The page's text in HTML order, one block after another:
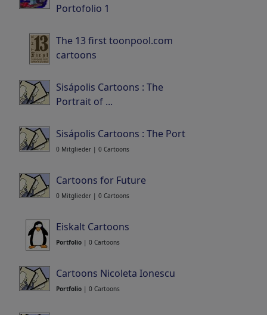
Portofolio 1
The 13 first toonpool.com
cartoons
Sisápolis Cartoons : The
Portrait of ...
Sisápolis Cartoons : The Port
0 Mitglieder | 0 Cartoons
Cartoons for Future
0 Mitglieder | 0 Cartoons
Eiskalt Cartoons
Portfolio | 0 Cartoons
Cartoons Nicoleta Ionescu
Portfolio | 0 Cartoons